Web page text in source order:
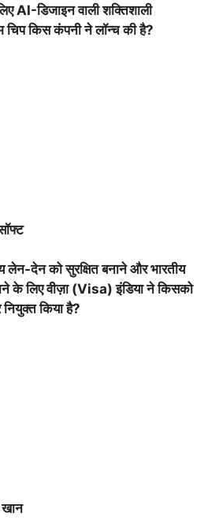
AI-डिजाइन वाली शक्तिशाली
किस कंपनी ने लॉन्च की है?
लेन-देन को सुरक्षित बनाने और भारतीय
के लिए वीज़ा (Visa) इंडिया ने किसको
किया है?